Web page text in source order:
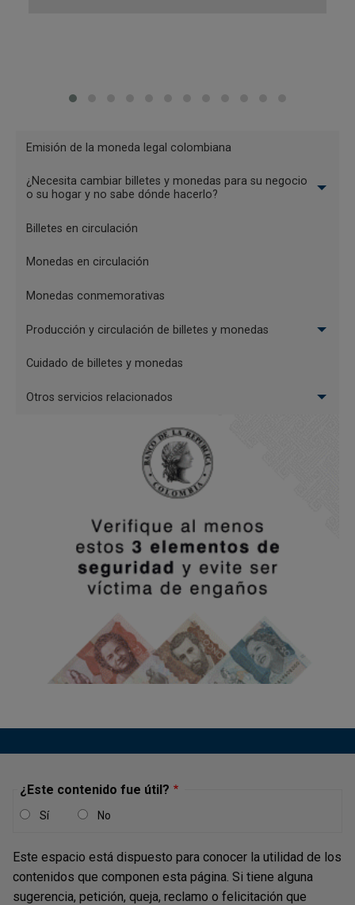
Menu
Emisión de la moneda legal colombiana
¿Necesita cambiar billetes y monedas para su negocio
o su hogar y no sabe dónde hacerlo?
Billetes en circulación
Monedas en circulación
Monedas conmemorativas
Producción y circulación de billetes y monedas
Cuidado de billetes y monedas
Otros servicios relacionados
¿Este contenido fue útil?
Sí No
Este espacio está dispuesto para conocer la utilidad de los
contenidos que componen esta página. Si tiene alguna
sugerencia, petición, queja, reclamo o felicitación que